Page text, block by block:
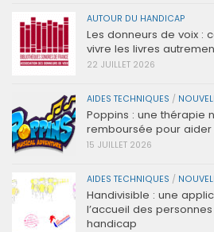
AUTOUR DU HANDICAP
Les donneurs de voix :
vivre les livres
22 JUILLET 2026
AIDES TECHNIQUES /
Poppins : une thérapie
remboursée pour aider
15 JUILLET 2026
AIDES TECHNIQUES /
Handivisible : une
l’accueil des
handicap